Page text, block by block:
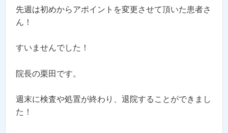
先週は初めからアポイントを変更させて頂いた患者さ
ん！
すいませんでした！
院長の栗田です。
週末に検査や処置が終わり、退院することができまし
た！